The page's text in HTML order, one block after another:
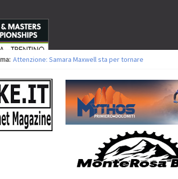
Attenzione: Samara Maxwell sta per tornare
Europei XCO: vittorie per Ghibaudo, Grossmann e
35ª Marathon Bike della Brianza: l’ultima sfida
Europei MTB: il Team Relay firma il secondo argento